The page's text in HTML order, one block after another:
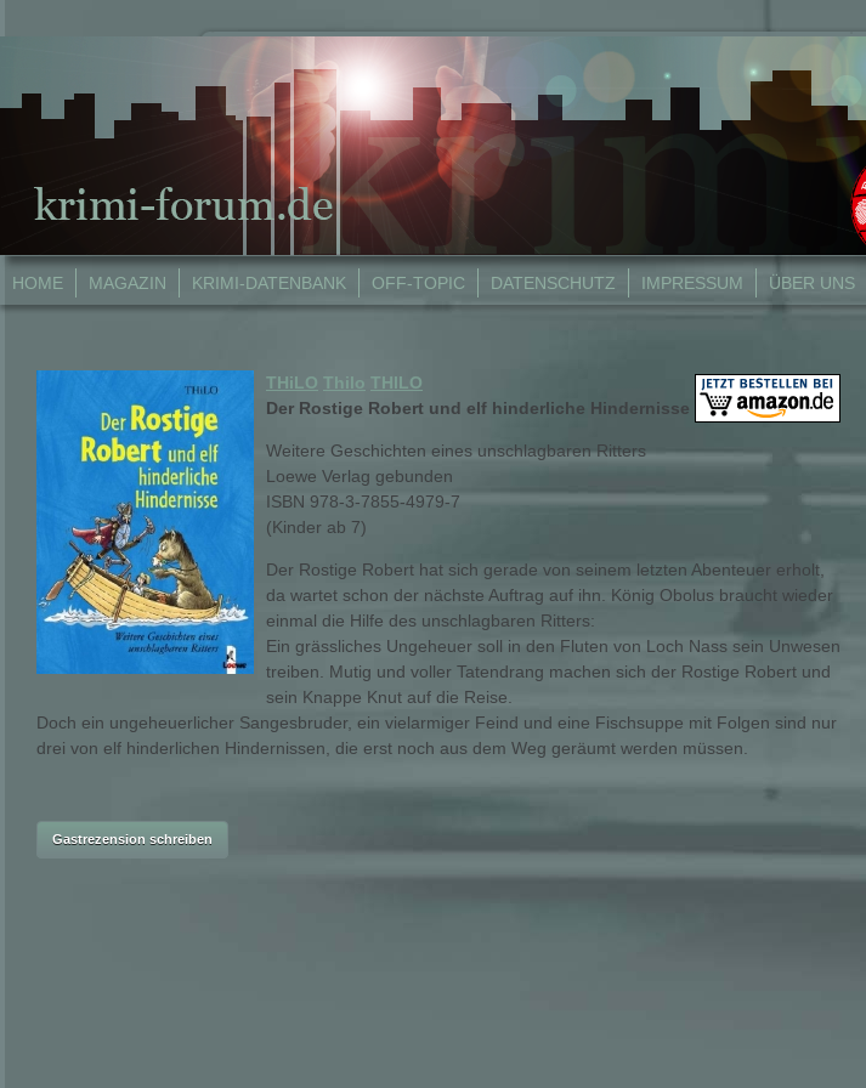
HOME MAGAZIN KRIMI-DATENBANK OFF-TOPIC DATENSCHUTZ IMPRESSUM ÜBER UNS
THiLO Thilo THILO
Der Rostige Robert und elf hinderliche Hindernisse
Weitere Geschichten eines unschlagbaren Ritters
Loewe Verlag gebunden
ISBN 978-3-7855-4979-7
(Kinder ab 7)
Der Rostige Robert hat sich gerade von seinem letzten Abenteuer erholt,
da wartet schon der nächste Auftrag auf ihn. König Obolus braucht wieder
einmal die Hilfe des unschlagbaren Ritters:
Ein grässliches Ungeheuer soll in den Fluten von Loch Nass sein Unwesen
treiben. Mutig und voller Tatendrang machen sich der Rostige Robert und
sein Knappe Knut auf die Reise.
Doch ein ungeheuerlicher Sangesbruder, ein vielarmiger Feind und eine Fischsuppe mit Folgen sind nur
drei von elf hinderlichen Hindernissen, die erst noch aus dem Weg geräumt werden müssen.